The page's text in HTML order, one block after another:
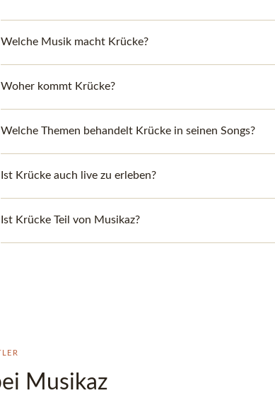
Welche Musik macht Krücke?
Woher kommt Krücke?
Welche Themen behandelt Krücke in seinen Songs?
Ist Krücke auch live zu erleben?
Ist Krücke Teil von Musikaz?
Musikaz